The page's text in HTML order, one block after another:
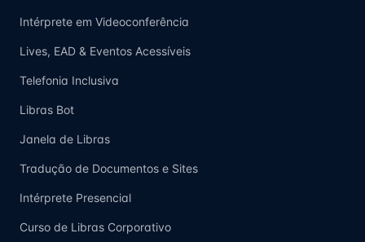
Intérprete em Videoconferência
Lives, EAD & Eventos Acessíveis
Telefonia Inclusiva
Libras Bot
Janela de Libras
Tradução de Documentos e Sites
Intérprete Presencial
Curso de Libras Corporativo